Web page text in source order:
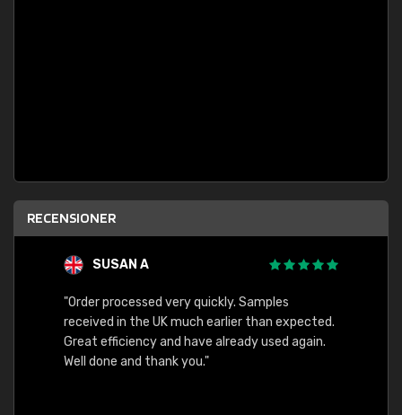
RECENSIONER
SUSAN A
"Order processed very quickly. Samples
received in the UK much earlier than expected.
Great efficiency and have already used again.
Well done and thank you."